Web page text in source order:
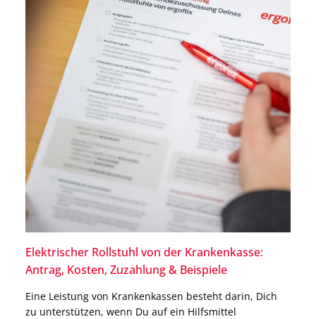
Elektrischer Rollstuhl von der Krankenkasse:
Antrag, Kosten, Zuzahlung & Beispiele
Eine Leistung von Krankenkassen besteht darin, Dich
zu unterstützen, wenn Du auf ein Hilfsmittel